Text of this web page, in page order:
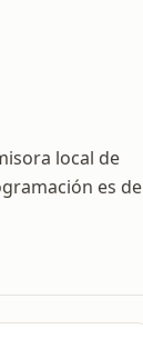
local de
es de